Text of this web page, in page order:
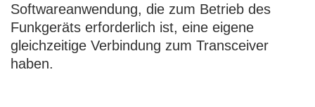
Softwareanwendung, die zum Betrieb des
Funkgeräts erforderlich ist, eine eigene
gleichzeitige Verbindung zum Transceiver
haben.